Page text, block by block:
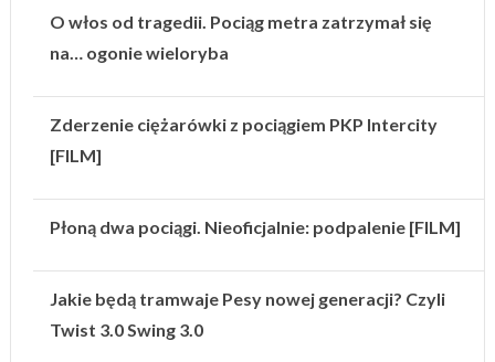
O włos od tragedii. Pociąg metra zatrzymał się
na… ogonie wieloryba
Zderzenie ciężarówki z pociągiem PKP Intercity
[FILM]
Płoną dwa pociągi. Nieoficjalnie: podpalenie [FILM]
Jakie będą tramwaje Pesy nowej generacji? Czyli
Twist 3.0 Swing 3.0